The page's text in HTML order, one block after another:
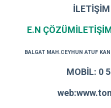
İLETİŞİM
E.N
BALGAT MAH.CEYHUN ATUF
MOBİL: 0